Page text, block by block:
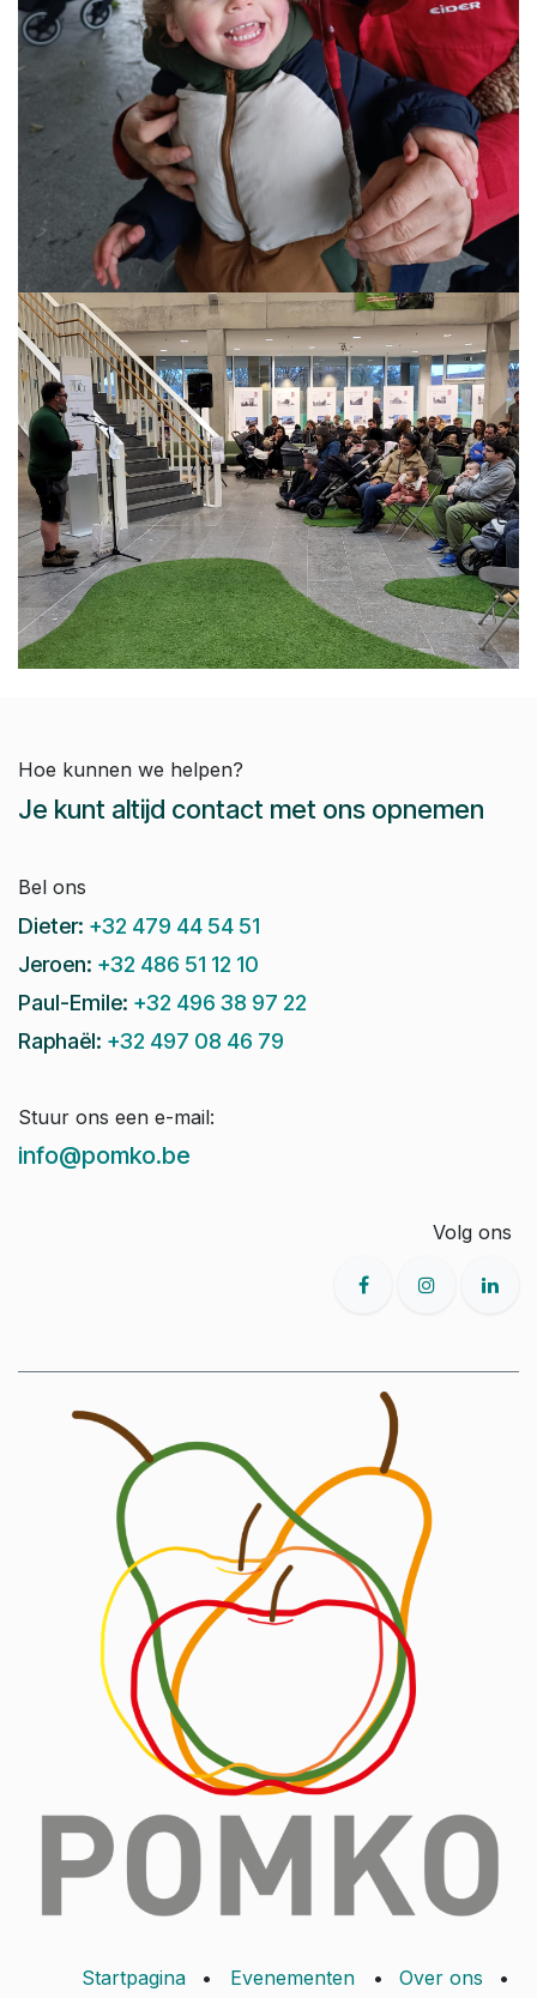
Hoe kunnen we helpen?
Je kunt altijd contact met ons opnemen
Bel ons
Dieter: +32 479 44 54 51
Jeroen: +32 486 51 12 10
Paul-Emile: +32 496 38 97 22
Raphaël: +32 497 08 46 79
Stuur ons een e-mail:
info@pomko.be
Volg ons
Startpagina • Evenementen • Over ons
•